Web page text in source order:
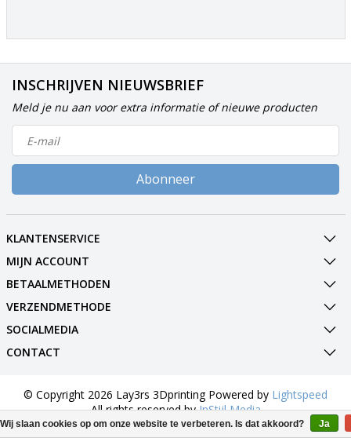
INSCHRIJVEN NIEUWSBRIEF
Meld je nu aan voor extra informatie of nieuwe producten
Abonneer
KLANTENSERVICE
MIJN ACCOUNT
BETAALMETHODEN
VERZENDMETHODE
SOCIALMEDIA
CONTACT
© Copyright 2026 Lay3rs 3Dprinting Powered by Lightspeed
All rights reserved byInStijl Media
Wij slaan cookies op om onze website te verbeteren. Is dat akkoord? Ja